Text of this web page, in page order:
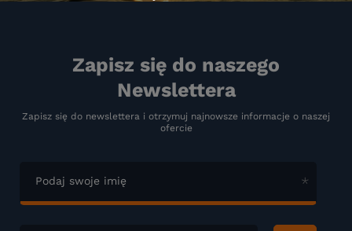
Zapisz się do naszego
Newslettera
Zapisz się do newslettera i otrzymuj najnowsze informacje o naszej
ofercie
Podaj swoje imię